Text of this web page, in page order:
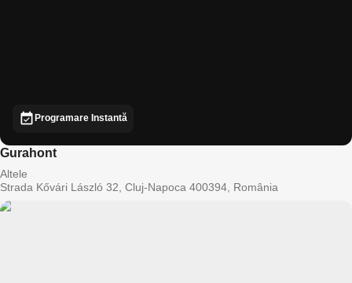
Programare Instantă
Gurahont
Altele
Strada Kővári László 32, Cluj-Napoca 400394, România